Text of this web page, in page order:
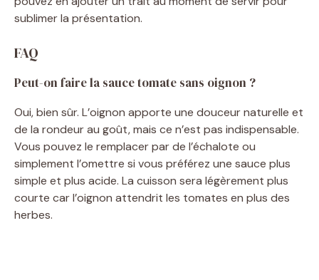
sublimer la présentation.
FAQ
Peut-on faire la sauce tomate sans oignon ?
Oui, bien sûr. L’oignon apporte une douceur naturelle et
de la rondeur au goût, mais ce n’est pas indispensable.
Vous pouvez le remplacer par de l’échalote ou
simplement l’omettre si vous préférez une sauce plus
simple et plus acide. La cuisson sera légèrement plus
courte car l’oignon attendrit les tomates en plus des
herbes.